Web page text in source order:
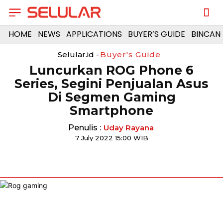
HOME NEWS APPLICATIONS BUYER’S GUIDE
Selular.id - Buyer's Guide
Luncurkan ROG Phone 6
Series, Segini Penjualan Asus
Di Segmen Gaming
Smartphone
Penulis : Uday Rayana
7 July 2022 15:00 WIB